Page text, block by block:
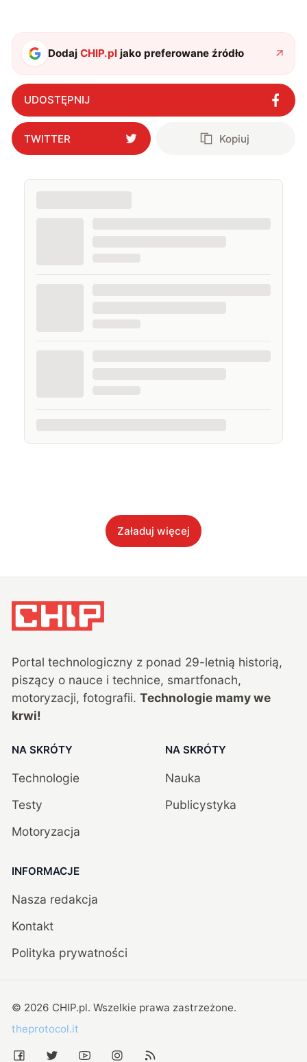
DodajCHIP.pl jako preferowane źródło
UDOSTĘPNIJ
TWITTER Kopiuj
Załaduj więcej
Portal technologiczny z ponad 29-letnią historią,
piszący o nauce i technice, smartfonach,
motoryzacji, fotografii. Technologie mamy we
krwi!
NA SKRÓTY
Technologie
Testy
Motoryzacja
NA SKRÓTY
Nauka
Publicystyka
INFORMACJE
Nasza redakcja
Kontakt
Polityka prywatności
© 2026 CHIP.pl. Wszelkie prawa zastrzeżone.
theprotocol.it